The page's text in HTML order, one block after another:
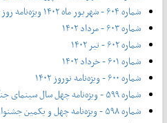
شماره ۶۰۴ - شهریور ماه ۱۴۰۲ ویژه‌نامه روز ملی سینما
شماره ۶۰۳ - مرداد ۱۴۰۲
شماره ۶۰۲ - تیر ۱۴۰۲
شماره ۶۰۱ - خرداد ۱۴۰۲
شماره ۶۰۰ - ویژه‌نامه نوروز ۱۴۰۲
شماره ۵۹۹ - ویژه‌نامه چهل سال سینمای جنگ و دفاع مقدس
شماره ۵۹۸ - ویژه‌نامه چهل و یکمین جشنواره فیلم فجر